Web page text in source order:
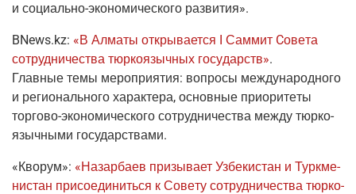
и соци­аль­но-эко­но­ми­че­ско­го развития».
BNews.kz: «В Алма­ты откры­ва­ет­ся I Сам­мит Cове­та
сотруд­ни­че­ства тюр­ко­языч­ных госу­дарств».
Глав­ные темы меро­при­я­тия: вопро­сы меж­ду­на­род­но­го
и реги­о­наль­но­го харак­те­ра, основ­ные при­о­ри­те­ты
тор­го­во-эко­но­ми­че­ско­го сотруд­ни­че­ства меж­ду тюр­ко­
языч­ны­ми государствами.
«Кво­рум»: «Назар­ба­ев при­зы­ва­ет Узбе­ки­стан и Турк­ме­
ни­стан при­со­еди­нить­ся к Сове­ту сотруд­ни­че­ства тюр­ко­